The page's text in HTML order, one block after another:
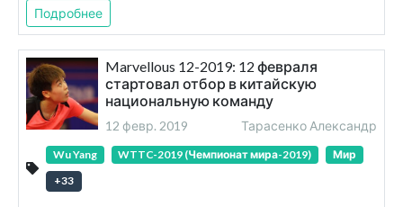
Подробнее
Marvellous 12-2019: 12 февраля
стартовал отбор в китайскую
национальную команду
12 февр. 2019 Тарасенко Александр
Wu Yang WTTC-2019 (Чемпионат мира-2019)
Мир
+33